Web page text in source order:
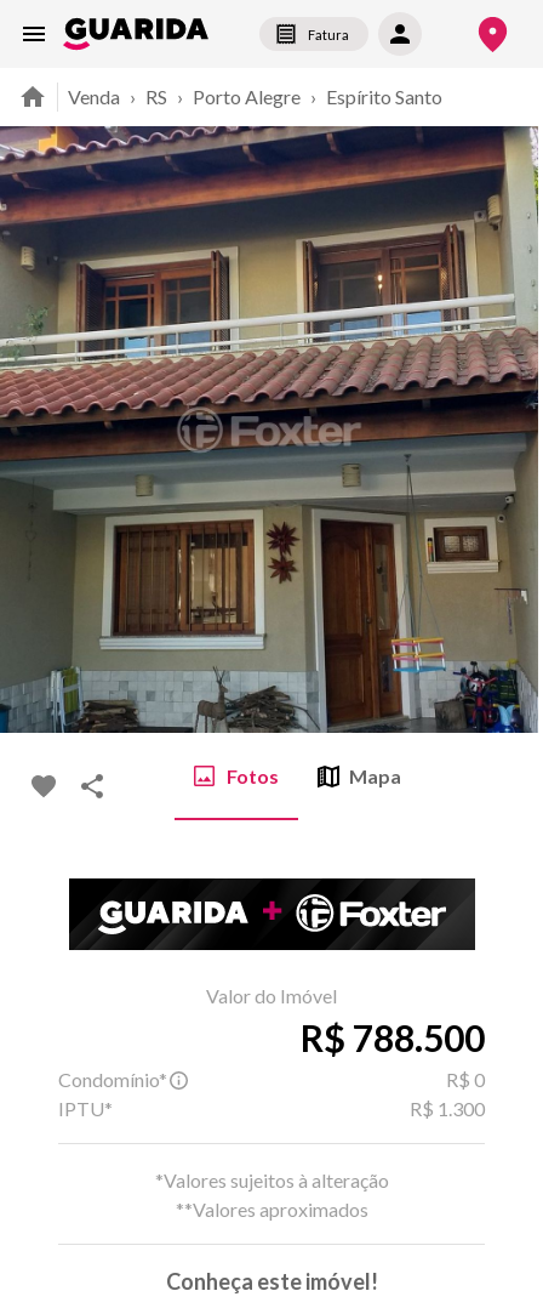
Fatura
Venda › RS › Porto Alegre › Espírito Santo
Fotos Mapa
Valor do Imóvel
R$ 788.500
Condomínio*
R$ 0
IPTU*
R$ 1.300
*Valores sujeitos à alteração
**Valores aproximados
Conheça este imóvel!